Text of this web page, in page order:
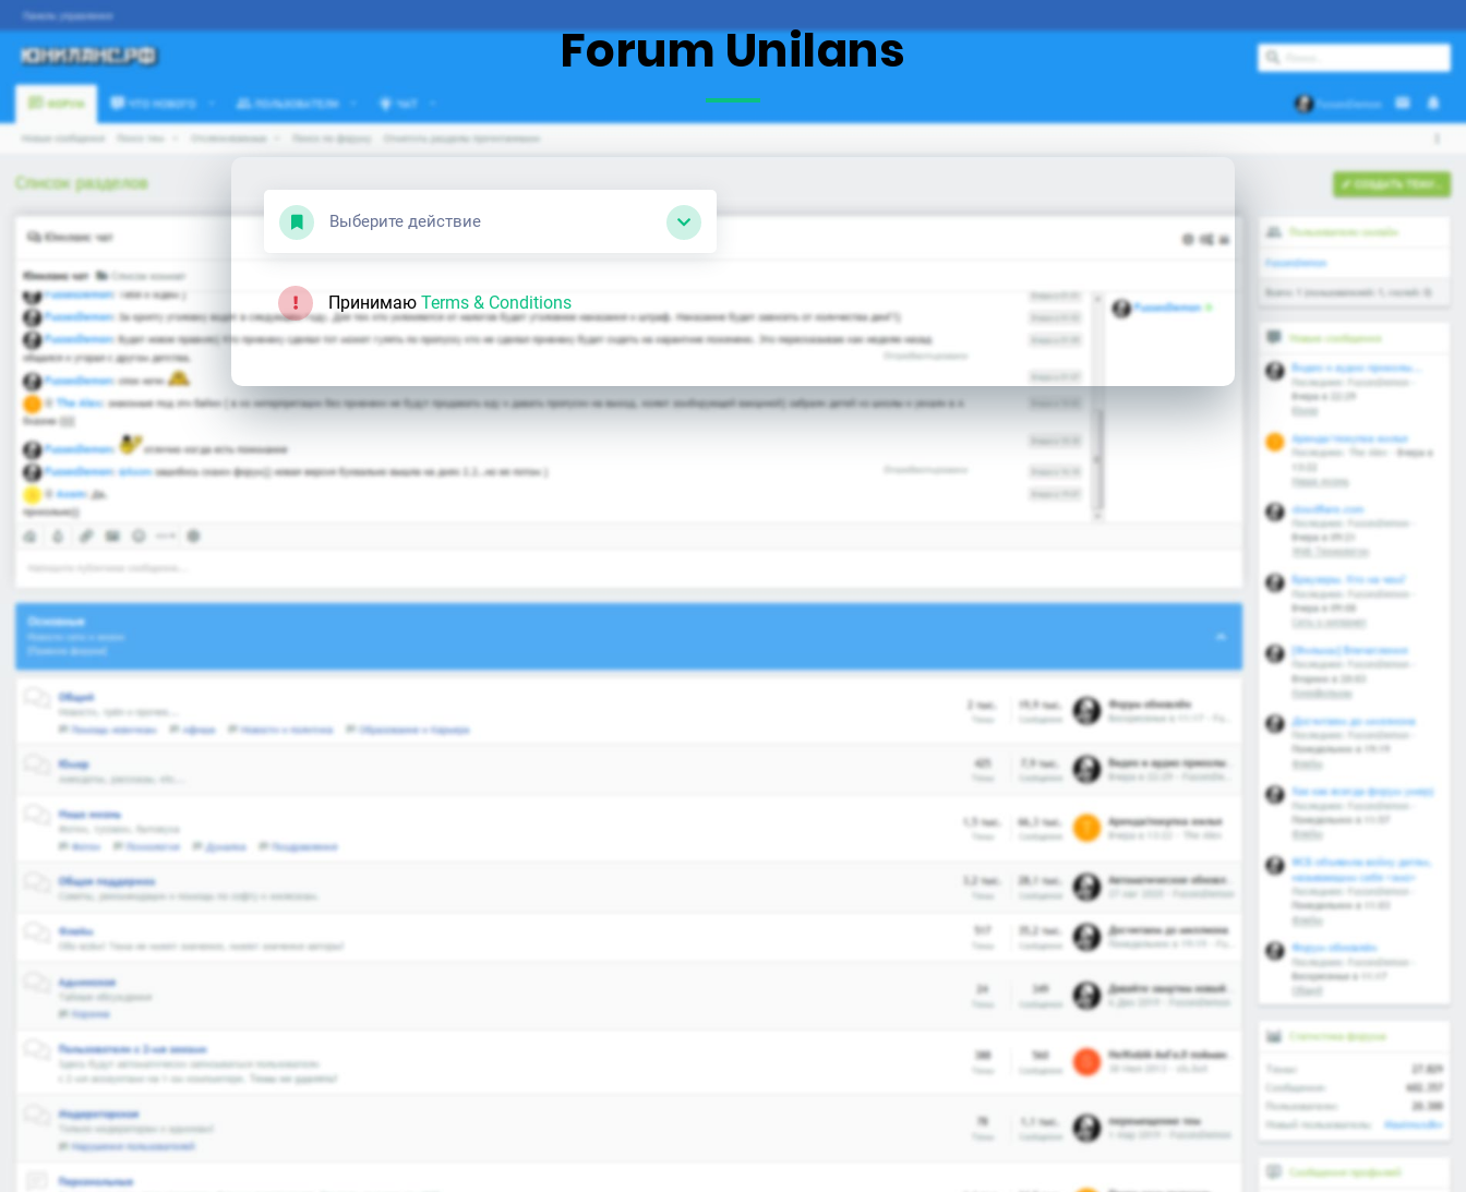
Forum Unilans
Выберите действие
Принимаю Terms & Conditions